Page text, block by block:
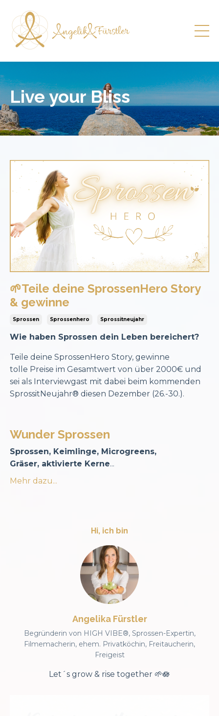
Live your Bliss
🌱Teile deine SprossenHero Story
& gewinne
Sprossen Sprossenhero Sprossitneujahr
Wie haben Sprossen dein Leben bereichert?
Teile deine SprossenHero Story, gewinne
tolle Preise im Gesamtwert von über 2000€ und
sei als Interviewgast mit dabei beim kommenden
SprossitNeujahr® diesen Dezember (26.-30.).
Wunder Sprossen
Sprossen, Keimlinge, Microgreens,
Gräser, aktivierte Kerne...
Mehr dazu...
Hi, ich bin
Angelika Fürstler
Begründerin von HIGH VIBE®, Sprossen-Expertin,
Filmemacherin, ehem. Privatköchin, Freitaucherin,
Freigeist
Let´s grow & rise together 🌱🪷